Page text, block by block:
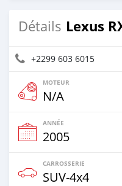
Détails Lexus
+2299 603 6015
MOTEUR
N/A
ANNÉE
2005
CARROSSERIE
SUV‒4x4